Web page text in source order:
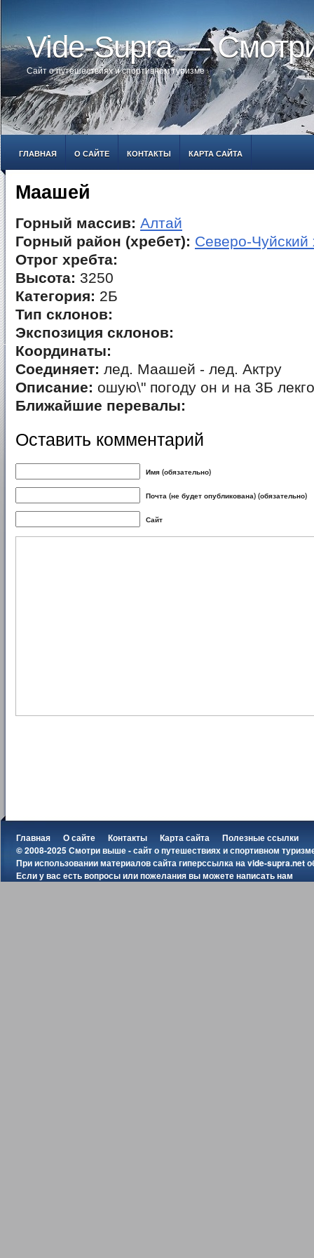
Vide-Supra —
Сайт о путешествиях и спортивном туризме
ГЛАВНАЯ О САЙТЕ КОНТАКТЫ КАРТА САЙТА
Маашей
Горный массив: Алтай
Горный район (хребет): Северо-Чуйский
Отрог хребта:
Высота: 3250
Категория: 2Б
Тип склонов:
Экспозиция склонов:
Координаты:
Соединяет: лед. Маашей - лед. Актру
Описание: ошую\" погоду он и на 3Б
Ближайшие перевалы:
Оставить комментарий
Имя (обязательно)
Почта (не будет опубликована) (обязательно)
Сайт
Главная О сайте Контакты Карта сайта
Полезные ссылки
© 2008-2025 Смотри выше - сайт о путешествиях и спортивном
При использовании материалов сайта гиперссылка наvide-supra.net
Если у вас есть вопросы или пожелания вы можетенаписать нам